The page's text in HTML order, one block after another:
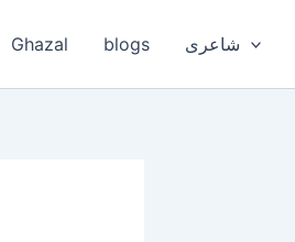
Ghazal blogs شاعری